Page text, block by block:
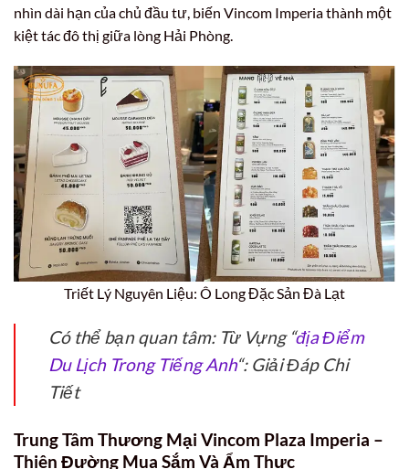
nhìn dài hạn của chủ đầu tư, biến Vincom Imperia thành một
kiệt tác đô thị giữa lòng Hải Phòng.
Triết Lý Nguyên Liệu: Ô Long Đặc Sản Đà Lạt
Có thể bạn quan tâm: Từ Vựng “địa Điểm
Du Lịch Trong Tiếng Anh“: Giải Đáp Chi
Tiết
Trung Tâm Thương Mại Vincom Plaza Imperia –
Thiên Đường Mua Sắm Và Ẩm Thực